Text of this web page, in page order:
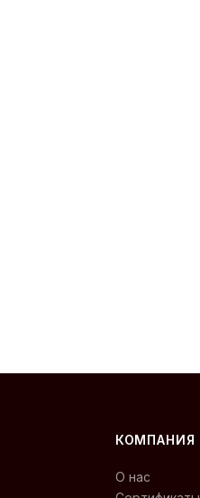
КОМПАНИЯ
О нас